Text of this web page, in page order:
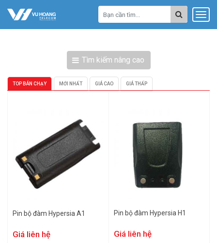
Tìm kiếm nâng cao
TOP BÁN CHẠY MỚI NHẤT GIÁ CAO GIÁ THẤP
Pin bộ đàm Hypersia A1
Giá liên hệ
Pin bộ đàm Hypersia H1
Giá liên hệ